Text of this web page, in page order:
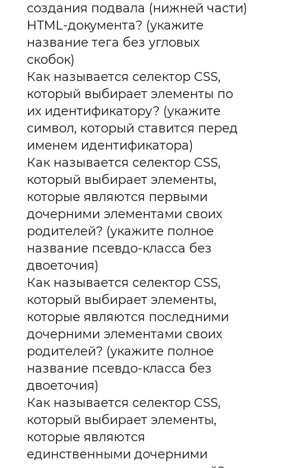
создания подвала (нижней части)
HTML-документа? (укажите
название тега без угловых
скобок)
Как называется селектор CSS,
который выбирает элементы по
их идентификатору? (укажите
символ, который ставится перед
именем идентификатора)
Как называется селектор CSS,
который выбирает элементы,
которые являются первыми
дочерними элементами своих
родителей? (укажите полное
название псевдо-класса без
двоеточия)
Как называется селектор CSS,
который выбирает элементы,
которые являются последними
дочерними элементами своих
родителей? (укажите полное
название псевдо-класса без
двоеточия)
Как называется селектор CSS,
который выбирает элементы,
которые являются
единственными дочерними